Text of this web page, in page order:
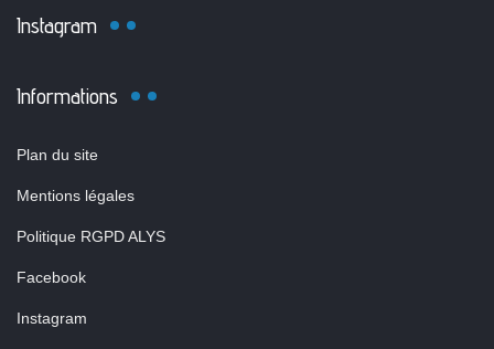
Instagram
Informations
Plan du site
Mentions légales
Politique RGPD ALYS
Facebook
Instagram